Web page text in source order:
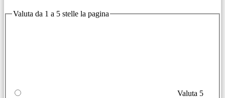
Valuta da 1 a 5 stelle la pagina
Valuta 5